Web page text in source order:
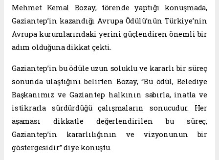
Mehmet Kemal Bozay, törende yaptığı konuşmada,
Gaziantep’in kazandığı Avrupa Ödülü’nün Türkiye’nin
Avrupa kurumlarındaki yerini güçlendiren önemli bir
adım olduğuna dikkat çekti.
Gaziantep’in bu ödüle uzun soluklu ve kararlı bir süreç
sonunda ulaştığını belirten Bozay, “Bu ödül, Belediye
Başkanımız ve Gaziantep halkının sabırla, inatla ve
istikrarla sürdürdüğü çalışmaların sonucudur. Her
aşaması dikkatle değerlendirilen bu süreç,
Gaziantep’in kararlılığının ve vizyonunun bir
göstergesidir” diye konuştu.